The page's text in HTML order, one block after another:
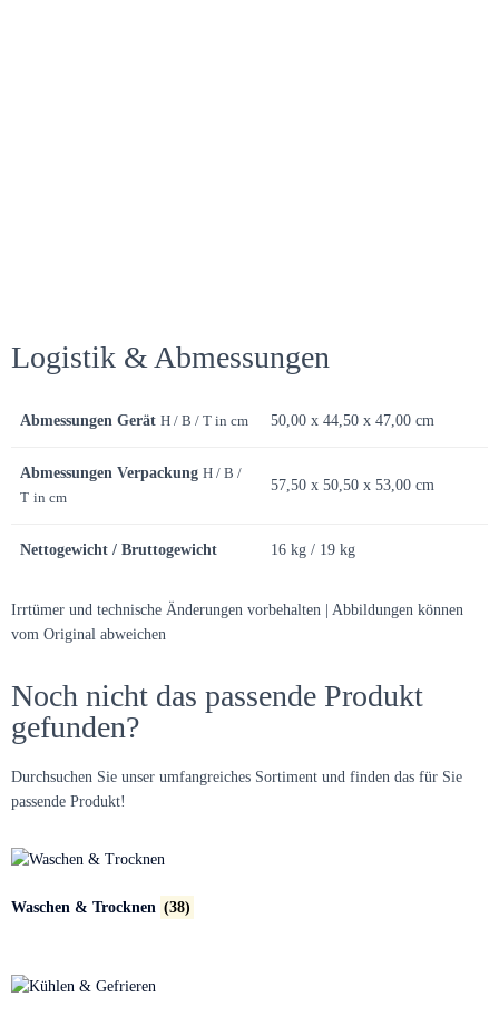
Logistik & Abmessungen
Abmessungen Gerät H / B / T in cm 50,00 x 44,50 x 47,00 cm
Abmessungen Verpackung H / B /
T in cm
57,50 x 50,50 x 53,00 cm
Nettogewicht / Bruttogewicht 16 kg / 19 kg
Irrtümer und technische Änderungen vorbehalten | Abbildungen können
vom Original abweichen
Noch nicht das passende Produkt
gefunden?
Durchsuchen Sie unser umfangreiches Sortiment und finden das für Sie
passende Produkt!
Waschen & Trocknen (38)